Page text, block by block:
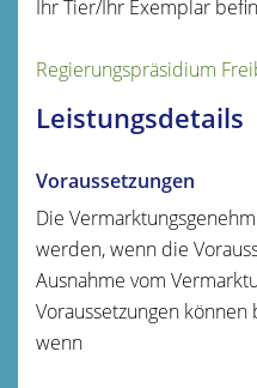
Ihr Tier/Ihr Exemplar
Regierungspräsidium
Leistungsdetails
Voraussetzungen
Die
werden, wenn die
Ausnahme vom
Voraussetzungen
wenn